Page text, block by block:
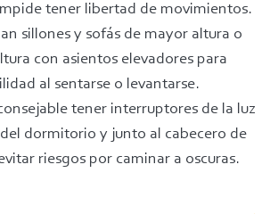
tener libertad de movimientos.
sillones y sofás de mayor altura o
con asientos elevadores para
al sentarse o levantarse.
tener interruptores de la luz
dormitorio y junto al cabecero de
riesgos por caminar a oscuras.